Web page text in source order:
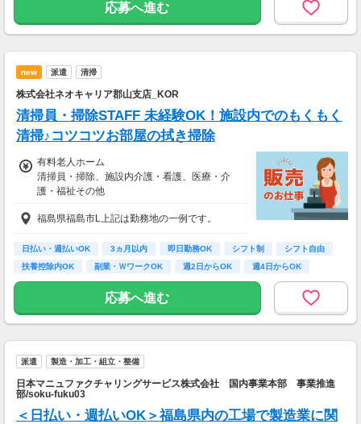
■残業手当(超過分)
■引越手当／3万円（支給条件あり）
大4万円／月 支給
年収444万円／22歳／入社1年目
年収520万円／28歳／入社3年目
年収600万円／32歳／入社5年目
年収790万円／36歳／入社9年目
応募へ進む
new 派遣 清掃
株式会社ネオキャリア郡山支店_KOR
清掃員・掃除STAFF 未経験OK！施設内でのもくもく
清掃♪コツコツお部屋の拭き掃除
有料老人ホーム
清掃員・掃除、施設内介護・看護、医療・介
護・福祉その他
時給1,250円～1,450円
【経験・お持ちの資格によって異なります】
■未経験の方（無資格）：時給1250円～
■未経験の方（有資格）：時給1200円～
■経験者（無資格）：時給1250円～
■介護福祉士：時給1450円
福島県福島市L上記は勤務地の一例です。
日払い・週払いOK 3ヵ月以内 即日勤務OK シフト制
シフト自由
扶養控除内OK
副業・ＷワークOK 週2日からOK 週4日からOK
応募へ進む
派遣 製造・加工・組立・整備
日本マニュファクチャリングサービス株式会社 国内事業本部 事業推進
部/soku-fuku03
＜日払い・週払いOK＞福島県内の工場で製造業に関